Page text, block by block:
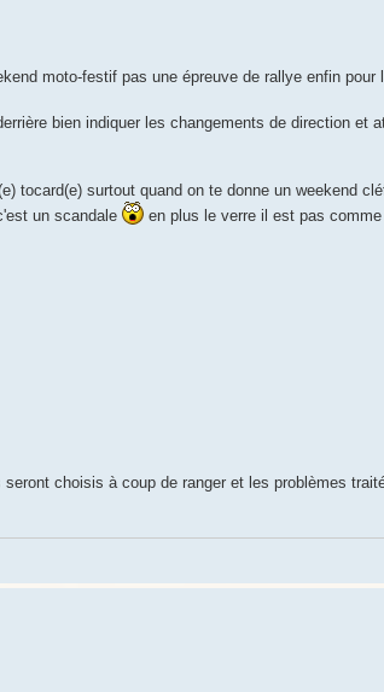
moto-festif pas une épreuve de rallye enfin pour
bien indiquer les changements de direction et
tocard(e) surtout quand on te donne un weekend
un scandale
en plus le verre il est pas
choisis à coup de ranger et les problèmes